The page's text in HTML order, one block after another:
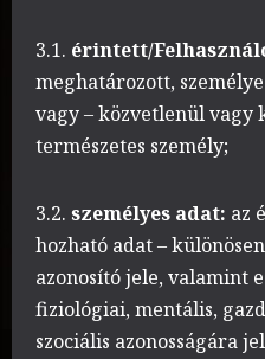
3.1. érintett/
meghatározott,
vagy – közvetlenül vagy
természetes személy;
3.2. személyes adat: az
hozható adat –
azonosító jele, valamint
fiziológiai, mentális,
szociális azonosságára